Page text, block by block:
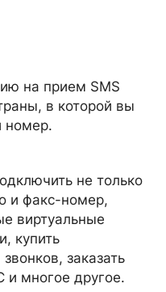
на прием SMS
в которой вы
номер.
не только
и факс-номер,
виртуальные
купить
заказать
и многое другое.